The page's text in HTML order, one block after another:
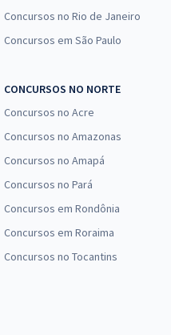
Concursos no Rio de Janeiro
Concursos em São Paulo
CONCURSOS NO NORTE
Concursos no Acre
Concursos no Amazonas
Concursos no Amapá
Concursos no Pará
Concursos em Rondônia
Concursos em Roraima
Concursos no Tocantins